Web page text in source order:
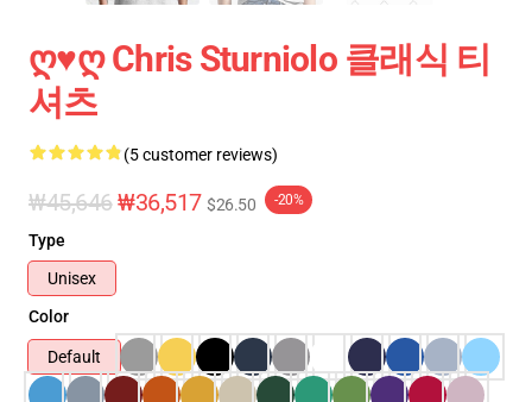
Ღ♥ღ Chris Sturniolo 클래식 티
셔츠
(5 customer reviews)
₩45,646₩36,517 $26.50 -20%
Type
Unisex
Color
Default